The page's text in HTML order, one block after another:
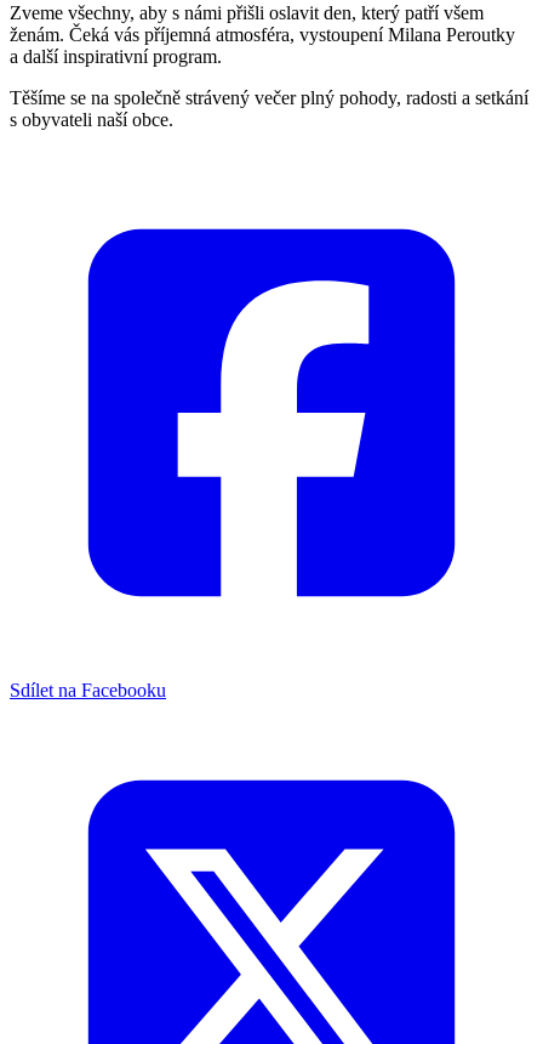
Zveme všechny, aby s námi přišli oslavit den, který patří všem
ženám. Čeká vás příjemná atmosféra, vystoupení Milana Peroutky
a další inspirativní program.
Těšíme se na společně strávený večer plný pohody, radosti a setkání
s obyvateli naší obce.
Sdílet na Facebooku